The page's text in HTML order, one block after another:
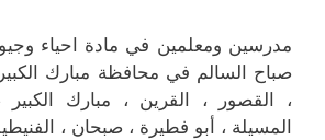
مدرسين ومعلمين في مادة احياء
صباح السالم في محافظة مبارك
، القصور ، القرين ، مبارك
المسيلة ، أبو فطيرة ، صبحان ،